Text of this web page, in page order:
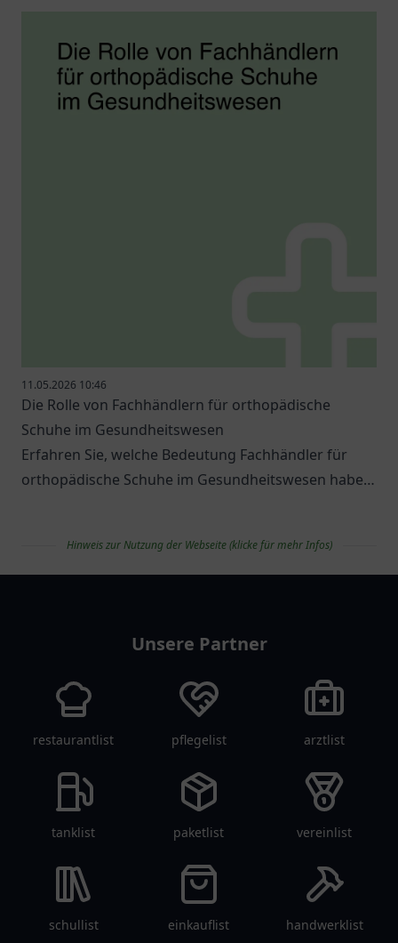
11.05.2026 10:46
Die Rolle von Fachhändlern für orthopädische
Schuhe im Gesundheitswesen
Erfahren Sie, welche Bedeutung Fachhändler für
orthopädische Schuhe im Gesundheitswesen haben
Hinweis zur Nutzung der Webseite (klicke für mehr Infos)
Unsere Partner
restaurantlist pflegelist arztlist
tanklist paketlist vereinlist
schullist einkauflist handwerklist